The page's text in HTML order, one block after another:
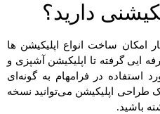
دارید؟
امکان ساخت انواع اپلیکیشن ها
ایی گرفته تا اپلیکیشن آشپزی و
استفاده در فرامهام به گونه‌ای
طراحی اپلیکیشن می‌توانید نسخه